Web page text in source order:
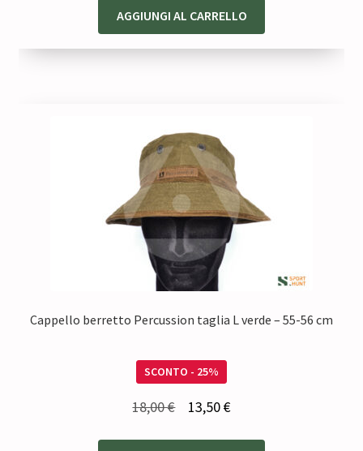
originale
era:
attuale
è:
AGGIUNGI AL CARRELLO
Cappello berretto Percussion taglia L verde – 55-56 cm
SCONTO - 25%
18,00€ 13,50€Il